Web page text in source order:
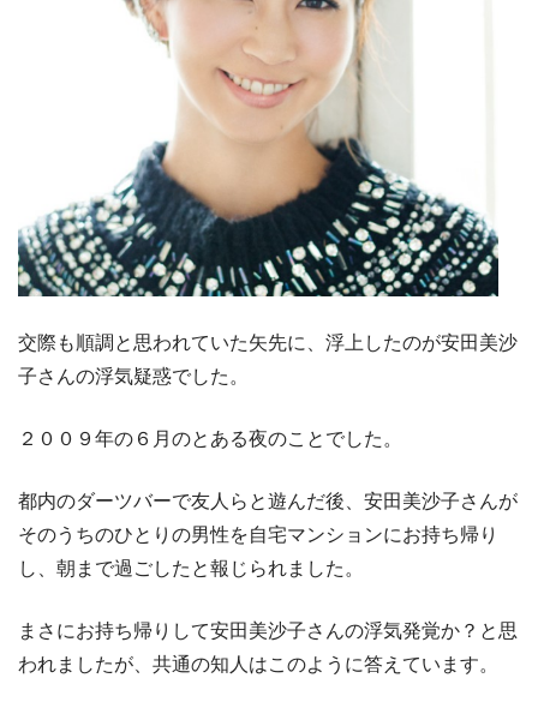
交際も順調と思われていた矢先に、浮上したのが安田美沙
子さんの浮気疑惑でした。
２００９年の６月のとある夜のことでした。
都内のダーツバーで友人らと遊んだ後、安田美沙子さんが
そのうちのひとりの男性を自宅マンションにお持ち帰り
し、朝まで過ごしたと報じられました。
まさにお持ち帰りして安田美沙子さんの浮気発覚か？と思
われましたが、共通の知人はこのように答えています。